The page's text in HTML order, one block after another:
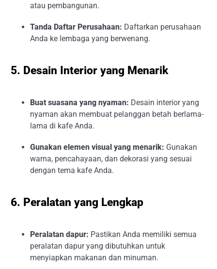
atau pembangunan.
Tanda Daftar Perusahaan: Daftarkan perusahaan
Anda ke lembaga yang berwenang.
5. Desain Interior yang Menarik
Buat suasana yang nyaman: Desain interior yang
nyaman akan membuat pelanggan betah berlama-
lama di kafe Anda.
Gunakan elemen visual yang menarik: Gunakan
warna, pencahayaan, dan dekorasi yang sesuai
dengan tema kafe Anda.
6. Peralatan yang Lengkap
Peralatan dapur: Pastikan Anda memiliki semua
peralatan dapur yang dibutuhkan untuk
menyiapkan makanan dan minuman.